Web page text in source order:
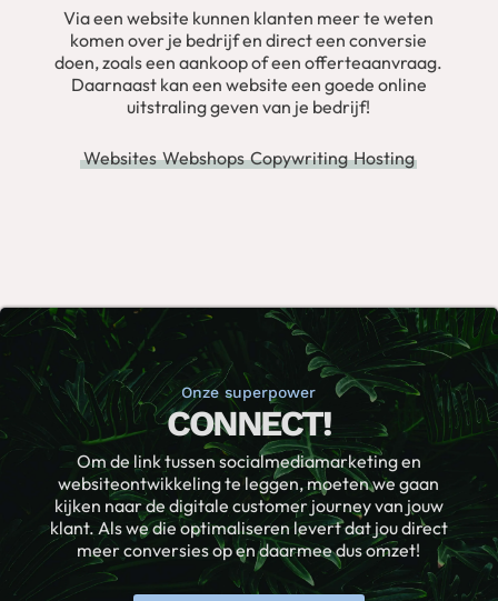
Via een website kunnen klanten meer te weten
komen over je bedrijf en direct een conversie
doen, zoals een aankoop of een offerteaanvraag.
Daarnaast kan een website een goede online
uitstraling geven van je bedrijf!
Websites Webshops Copywriting Hosting
Onze superpower
CONNECT!
Om de link tussen socialmediamarketing en
websiteontwikkeling te leggen, moeten we gaan
kijken naar de digitale customer journey van jouw
klant. Als we die optimaliseren levert dat jou direct
meer conversies op en daarmee dus omzet!